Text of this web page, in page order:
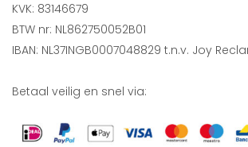
KVK: 83146679
BTW nr: NL862750052B01
IBAN: NL37INGB0007048829 t.n.v. Joy
Betaal veilig en snel via: